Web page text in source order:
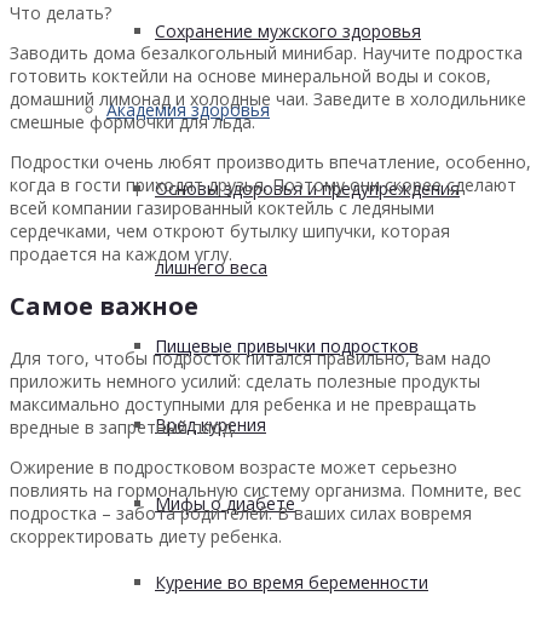
Сохранение мужского здоровья
Академия здоровья
Основы здоровья и предупреждения
лишнего веса
Пищевые привычки подростков
Вред курения
Мифы о диабете
Курение во время беременности
Что делать?
Заводить дома безалкогольный минибар. Научите подростка
готовить коктейли на основе минеральной воды и соков,
домашний лимонад и холодные чаи. Заведите в холодильнике
смешные формочки для льда.
Подростки очень любят производить впечатление, особенно,
когда в гости приходят друзья. Поэтому они скорее сделают
всей компании газированный коктейль с ледяными
сердечками, чем откроют бутылку шипучки, которая
продается на каждом углу.
Самое важное
Для того, чтобы подросток питался правильно, вам надо
приложить немного усилий: сделать полезные продукты
максимально доступными для ребенка и не превращать
вредные в запретный плод.
Ожирение в подростковом возрасте может серьезно
повлиять на гормональную систему организма. Помните, вес
подростка – забота родителей. В ваших силах вовремя
скорректировать диету ребенка.